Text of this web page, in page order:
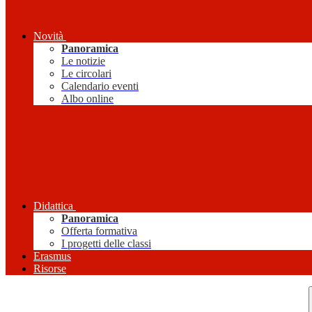
Novità
Panoramica
Le notizie
Le circolari
Calendario eventi
Albo online
Didattica
Panoramica
Offerta formativa
I progetti delle classi
Erasmus
Risorse